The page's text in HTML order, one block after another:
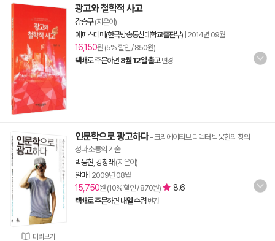
광고와 철학적 사고
강승구(지은이)
에피스테메(한국방송통신대학교출판부) 2014년 09월
16,150원 (5% 할인 / 850원)
택배로 주문하면 8월 12일 출고 변경
미리보기
인문학으로 광고하다- 크리에이티브 디렉터 박웅현의 창의
성과 소통의 기술
박웅현 강창래 (지은이)
알마| 2009년 08월
15,750원 (10% 할인 / 870원) 8.6
택배로 주문하면 내일수령 변경